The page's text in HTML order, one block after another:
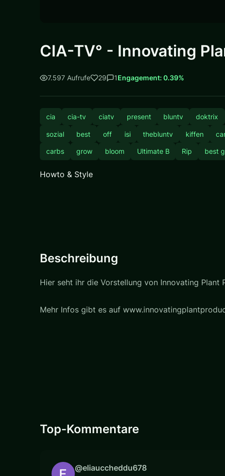
CIA-TV° - Innovating
7.597 Aufrufe 29 1Engagement: 0.39%
cia cia-tv ciatv present bluntv doktrix
sozial best off isi thebluntv kiffen
carbs grow bloom Ultimate B Rip best
Howto & Style
Beschreibung
Hier seht ihr die Vorstellung von Innovating Plant
Mehr Infos gibt es auf
Top-Kommentare
@eliauccheddu678